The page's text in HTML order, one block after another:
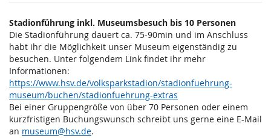
Stadionführung inkl. Museumsbesuch bis 10 Personen
Die Stadionführung dauert ca. 75-90min und im Anschluss
habt ihr die Möglichkeit unser Museum eigenständig zu
besuchen. Unter folgendem Link findet ihr mehr
Informationen:
https://www.hsv.de/volksparkstadion/stadionfuehrung-
museum/buchen/stadionfuehrung-extras
Bei einer Gruppengröße von über 70 Personen oder einem
kurzfristigen Buchungswunsch schreibt uns gerne eine E-Mail
an museum@hsv.de.